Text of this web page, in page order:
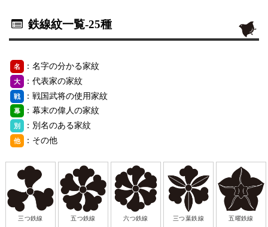
鉄線紋一覧-25種
名 ：名字の分かる家紋
大 ：代表家の家紋
戦 ：戦国武将の使用家紋
幕 ：幕末の偉人の家紋
別 ：別名のある家紋
他 ：その他
三つ鉄線 五つ鉄線 六つ鉄線 三つ葉鉄線 五曜鉄線